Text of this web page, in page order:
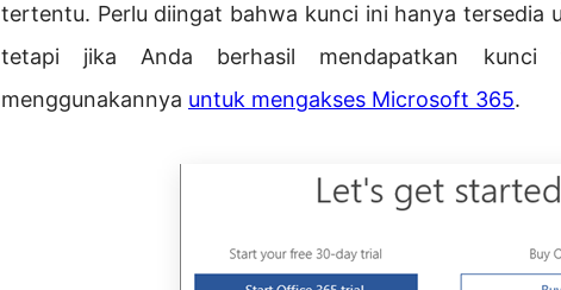
tertentu. Perlu diingat bahwa kunci ini hanya tersedia
tetapi jika Anda berhasil mendapatkan kunci
menggunakannya untuk mengakses Microsoft 365.